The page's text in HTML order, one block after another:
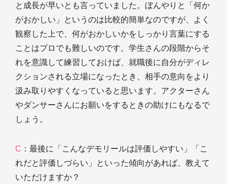
と成長が早いとも言っていました。ぼんやりと「何か
がおかしい」というのは比較的簡単なのですが、よく
観察した上で、何がおかしいかをしっかり言葉にする
ことはプロでも難しいのです。学生さんの段階からそ
れを意識して練習しておけば、就職後に自分がディレ
クションされる立場になったとき、相手の意向をより
汲み取りやすくなっていると思います。アクターさん
やダンサーさんにお願いをするときの助けにもなるで
しょう。
C ：最後に「こんなデモリールは評価しやすい」「こ
れだと評価しづらい」といった傾向があれば、教えて
いただけますか？